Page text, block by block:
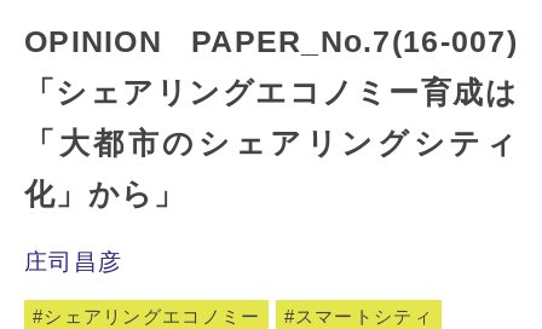
OPINION PAPER_No.7(16-007)
「シェアリングエコノミー育成は
「大都市のシェアリングシティ
化」から」
庄司昌彦
シェアリングエコノミー
スマートシティ